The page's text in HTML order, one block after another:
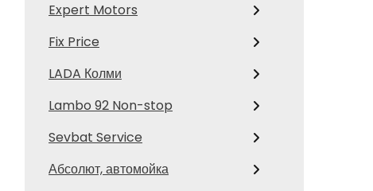
Expert Motors
Fix Price
LADA Колми
Lambo 92 Non-stop
Sevbat Service
Абсолют, автомойка